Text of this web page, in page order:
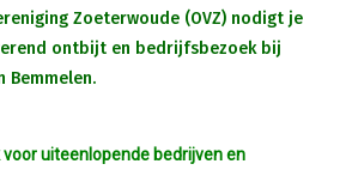
Zoeterwoude (OVZ) nodigt je
ontbijt en bedrijfsbezoek bij
Bemmelen.
uiteenlopende bedrijven en